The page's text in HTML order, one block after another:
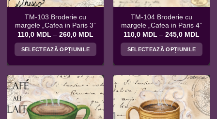
TM-103 Broderie cu
margele „Cafea in Paris 3”
110,0 MDL – 260,0 MDL
prețuri:
110,0 MDL
la
SELECTEAZĂ OPȚIUNILE
are
mai
multe
variații.
TM-104 Broderie cu
margele „Cafea in Paris 4”
110,0 MDL – 245,0 MDL
la
SELECTEAZĂ OPȚIUNILE
are
mai
multe
variații.